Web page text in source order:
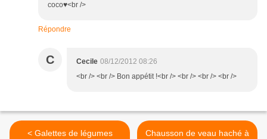
coco♥<br />
Répondre
C Cecile 08/12/2012 08:26
<br /> <br /> Bon appétit !<br /> <br /> <br /> <br />
< Galettes de légumes
Chausson de veau haché à